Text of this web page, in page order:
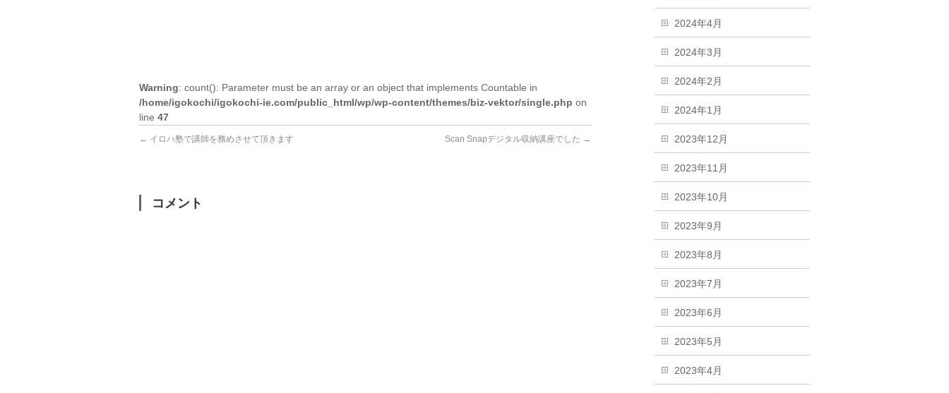
Warning: count(): Parameter must be an array or an object that implements Countable in
/home/igokochi/igokochi-ie.com/public_html/wp/wp-content/themes/biz-vektor/single.php on
line 47
← イロハ塾で講師を務めさせて頂きます Scan Snapデジタル収納講座でした →
コメント
2024年4月
2024年3月
2024年2月
2024年1月
2023年12月
2023年11月
2023年10月
2023年9月
2023年8月
2023年7月
2023年6月
2023年5月
2023年4月